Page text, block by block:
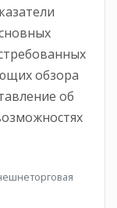
обзора
об